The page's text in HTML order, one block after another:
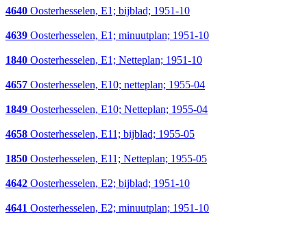
4640 Oosterhesselen, E1; bijblad; 1951-10
4639 Oosterhesselen, E1; minuutplan; 1951-10
1840 Oosterhesselen, E1; Netteplan; 1951-10
4657 Oosterhesselen, E10; netteplan; 1955-04
1849 Oosterhesselen, E10; Netteplan; 1955-04
4658 Oosterhesselen, E11; bijblad; 1955-05
1850 Oosterhesselen, E11; Netteplan; 1955-05
4642 Oosterhesselen, E2; bijblad; 1951-10
4641 Oosterhesselen, E2; minuutplan; 1951-10